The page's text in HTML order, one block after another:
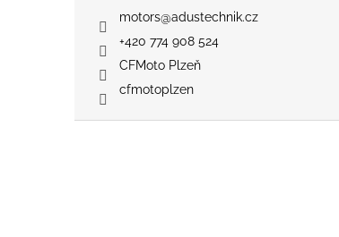
motors@adustechnik.cz
+420 774 908 524
CFMoto Plzeň
cfmotoplzen